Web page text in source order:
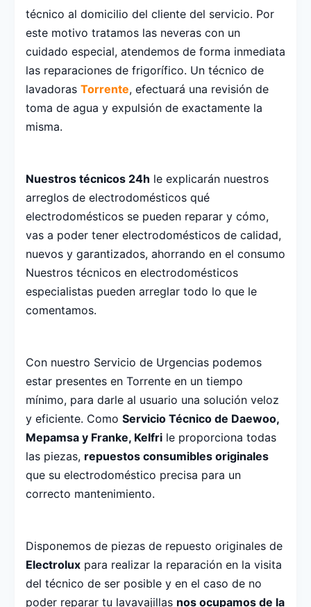
técnico al domicilio del cliente del servicio. Por
este motivo tratamos las neveras con un
cuidado especial, atendemos de forma inmediata
las reparaciones de frigorífico. Un técnico de
lavadoras Torrente, efectuará una revisión de
toma de agua y expulsión de exactamente la
misma.
Nuestros técnicos 24h le explicarán nuestros
arreglos de electrodomésticos qué
electrodomésticos se pueden reparar y cómo,
vas a poder tener electrodomésticos de calidad,
nuevos y garantizados, ahorrando en el consumo
Nuestros técnicos en electrodomésticos
especialistas pueden arreglar todo lo que le
comentamos.
Con nuestro Servicio de Urgencias podemos
estar presentes en Torrente en un tiempo
mínimo, para darle al usuario una solución veloz
y eficiente. Como Servicio Técnico de Daewoo,
Mepamsa y Franke, Kelfri le proporciona todas
las piezas, repuestos consumibles originales
que su electrodoméstico precisa para un
correcto mantenimiento.
Disponemos de piezas de repuesto originales de
Electrolux para realizar la reparación en la visita
del técnico de ser posible y en el caso de no
poder reparar tu lavavajillas nos ocupamos de la